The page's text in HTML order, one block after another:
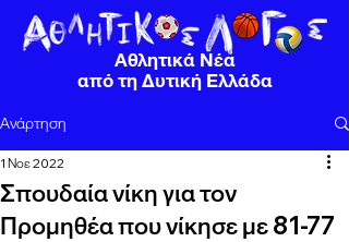
Αθλητικά Νέα
από τη Δυτική Ελλάδα
Ανάρτηση
Σπουδαία νίκη για τον
Προμηθέα που νίκησε με 81-77
1 Νοε 2022